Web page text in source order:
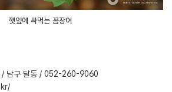
깻잎에 싸먹는 꼼장어
/ 남구 달동 / 052-260-9060